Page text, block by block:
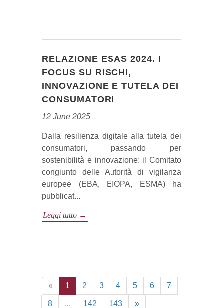
RELAZIONE ESAS 2024. I
FOCUS SU RISCHI,
INNOVAZIONE E TUTELA DEI
CONSUMATORI
12 June 2025
Dalla resilienza digitale alla tutela dei
consumatori, passando per
sostenibilità e innovazione: il Comitato
congiunto delle Autorità di vigilanza
europee (EBA, EIOPA, ESMA) ha
pubblicat...
Leggi tutto →
« 1 2 3 4 5 6 7
8 ... 142 143 »